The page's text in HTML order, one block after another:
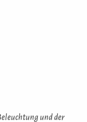
und der